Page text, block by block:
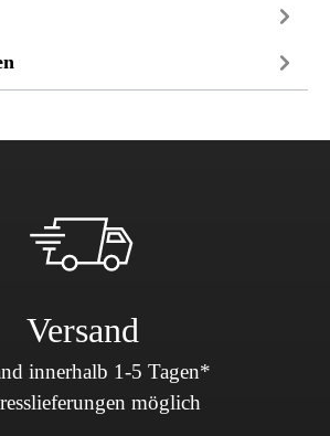
Versand
innerhalb 1-5 Tagen*
möglich